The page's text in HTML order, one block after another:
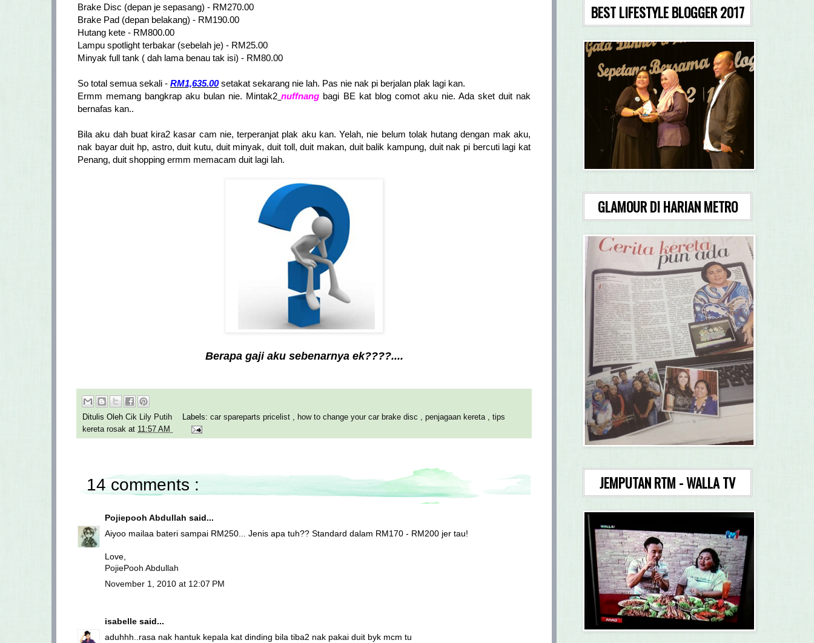
Brake Disc (depan je sepasang) - RM270.00
Brake Pad (depan belakang) - RM190.00
Hutang kete - RM800.00
Lampu spotlight terbakar (sebelah je) - RM25.00
Minyak full tank ( dah lama benau tak isi) - RM80.00
So total semua sekali - RM1,635.00setakat sekarang nie lah. Pas nie nak pi berjalan plak lagi kan.
Ermm memang bangkrap aku bulan nie. Mintak2 nuffnang bagi BE kat blog comot aku nie. Ada sket duit nak
bernafas kan..
Bila aku dah buat kira2 kasar cam nie, terperanjat plak aku kan. Yelah, nie belum tolak hutang dengan mak aku,
nak bayar duit hp, astro, duit kutu, duit minyak, duit toll, duit makan, duit balik kampung, duit nak pi bercuti lagi kat
Penang, duit shopping ermm memacam duit lagi lah.
Berapa gaji aku sebenarnya ek????....
Ditulis Oleh Cik Lily Putih Labels: car spareparts pricelist , how to change your car brake disc , penjagaan kereta , tips
kereta rosak at 11:57 AM
14 comments :
Pojiepooh Abdullah said...
Aiyoo mailaa bateri sampai RM250... Jenis apa tuh?? Standard dalam RM170 - RM200 jer tau!
Love,
PojiePooh Abdullah
November 1, 2010 at 12:07 PM
isabelle said...
aduhhh..rasa nak hantuk kepala kat dinding bila tiba2 nak pakai duit byk mcm tu
BEST LIFESTYLE BLOGGER 2017
GLAMOUR DI HARIAN METRO
JEMPUTAN RTM - WALLA TV